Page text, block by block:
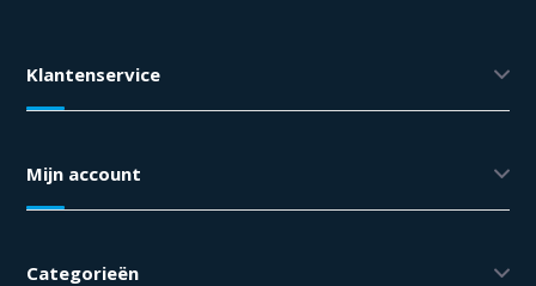
Klantenservice
Mijn account
Categorieën